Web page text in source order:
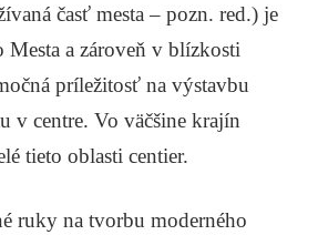
časť mesta – pozn. red.) je
Mesta a zároveň v blízkosti
príležitosť na výstavbu
v centre. Vo väčšine krajín
tieto oblasti centier.
ruky na tvorbu moderného